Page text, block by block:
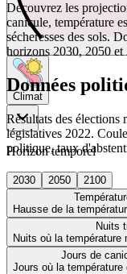
Climat
Horizon temporel
2030 2050
2100
Hausse de la
Nuits
Nuits où la température
Jours de
Jours où la température
Découvrez les
canicule, température
sécheresses des sols.
horizons 2030, 2050 et
Données
Résultats des élections
législatives 2022.
politique, taux